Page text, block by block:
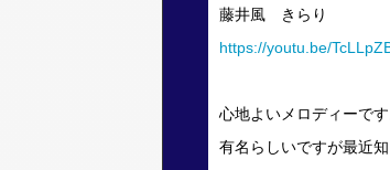
藤井風 きらり
https://youtu.be/
心地よいメロディーで
有名らしいですが最近知